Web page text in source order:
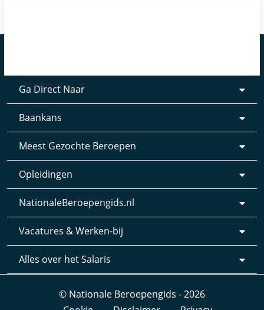
Ga Direct Naar
Baankans
Meest Gezochte Beroepen
Opleidingen
NationaleBeroepengids.nl
Vacatures & Werken-bij
Alles over het Salaris
© Nationale Beroepengids - 2026